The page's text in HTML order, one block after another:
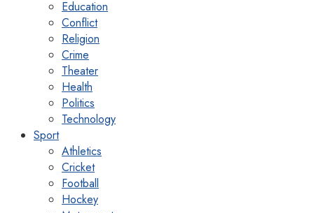
Education
Conflict
Religion
Crime
Theater
Health
Politics
Technology
Sport
Athletics
Cricket
Football
Hockey